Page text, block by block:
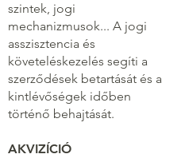
szintek, jogi
mechanizmusok... A jogi
asszisztencia és
követeléskezelés segíti a
szerződések betartását és a
kintlévőségek időben
történő behajtását.
AKVIZÍCIÓ